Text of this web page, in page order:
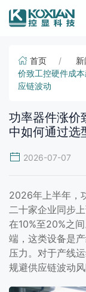
首页
价致工控硬件成
应链波动
功率器件涨价
中如何通过选
2026-07-07
2026年上半年，
二十家企业同步
在10%至20%之
端，这类设备是
压力。对于产线
规避供应链波动